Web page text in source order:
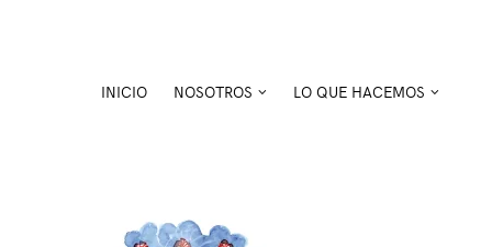
INICIO NOSOTROS LO QUE HACEMOS